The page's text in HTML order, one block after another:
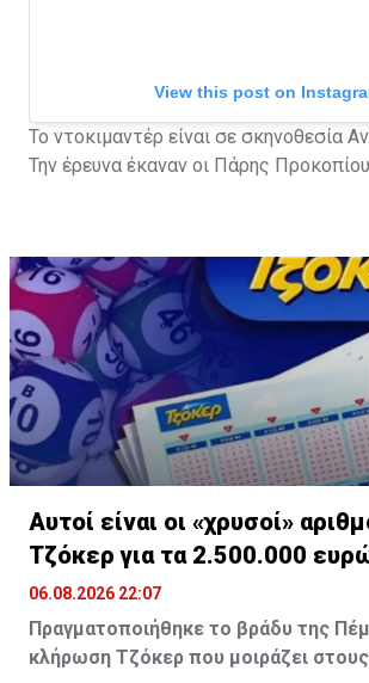
View this post on
A post shared by ERTflix
Το ντοκιμαντέρ είναι σε σκηνοθεσία
Την έρευνα έκαναν οι Πάρης
Αυτοί είναι οι «χρυσοί»
Τζόκερ για τα 2.500.000
06.08.2026 22:07
Πραγματοποιήθηκε το βράδυ της
κλήρωση Τζόκερ που μοιράζει